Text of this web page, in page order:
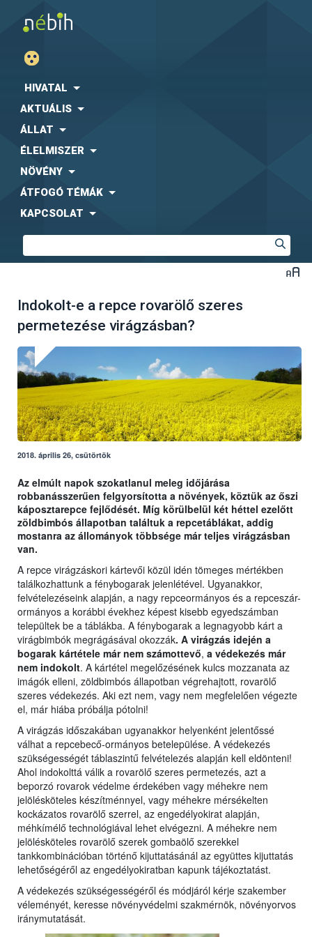
HIVATAL
AKTUÁLIS
ÁLLAT
ÉLELMISZER
NÖVÉNY
ÁTFOGÓ TÉMÁK
KAPCSOLAT
Indokolt-e a repce rovarölő szeres
permetezése virágzásban?
2018. április 26, csütörtök
Az elmúlt napok szokatlanul meleg időjárása
robbanásszerűen felgyorsította a növények, köztük az őszi
káposztarepce fejlődését. Míg körülbelül két héttel ezelőtt
zöldbimbós állapotban találtuk a repcetáblákat, addig
mostanra az állományok többsége már teljes virágzásban
van.
A repce virágzáskori kártevői közül idén tömeges mértékben
találkozhattunk a fénybogarak jelenlétével. Ugyanakkor,
felvételezéseink alapján, a nagy repceormányos és a repceszár-
ormányos a korábbi évekhez képest kisebb egyedszámban
települtek be a táblákba. A fénybogarak a legnagyobb kárt a
virágbimbók megrágásával okozzák. A virágzás idején a
bogarak kártétele már nem számottevő, a védekezés már
nem indokolt. A kártétel megelőzésének kulcs mozzanata az
imágók elleni, zöldbimbós állapotban végrehajtott, rovarölő
szeres védekezés. Aki ezt nem, vagy nem megfelelően végezte
el, már hiába próbálja pótolni!
A virágzás időszakában ugyanakkor helyenként jelentőssé
válhat a repcebecő-ormányos betelepülése. A védekezés
szükségességét táblaszintű felvételezés alapján kell eldönteni!
Ahol indokolttá válik a rovarölő szeres permetezés, azt a
beporzó rovarok védelme érdekében vagy méhekre nem
jelölésköteles készítménnyel, vagy méhekre mérsékelten
kockázatos rovarölő szerrel, az engedélyokirat alapján,
méhkímélő technológiával lehet elvégezni. A méhekre nem
jelölésköteles rovarölő szerek gombaölő szerekkel
tankkombinációban történő kijuttatásánál az együttes kijuttatás
lehetőségéről az engedélyokiratban kapunk tájékoztatást.
A védekezés szükségességéről és módjáról kérje szakember
véleményét, keresse növényvédelmi szakmérnök, növényorvos
iránymutatását.